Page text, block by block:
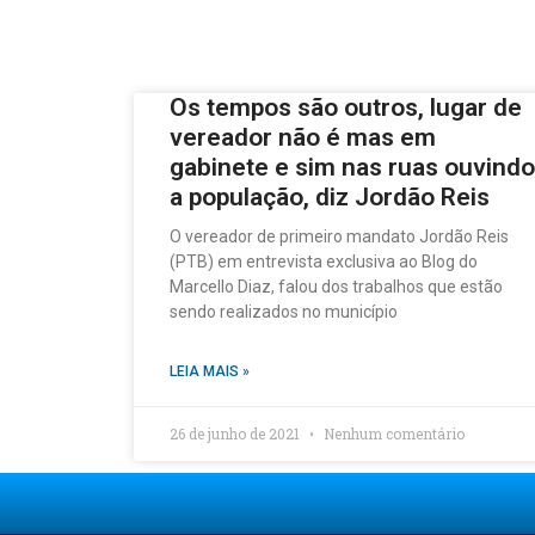
Os tempos são outros, lugar de
vereador não é mas em
gabinete e sim nas ruas ouvindo
a população, diz Jordão Reis
O vereador de primeiro mandato Jordão Reis
(PTB) em entrevista exclusiva ao Blog do
Marcello Diaz, falou dos trabalhos que estão
sendo realizados no município
LEIA MAIS »
26 de junho de 2021 Nenhum comentário